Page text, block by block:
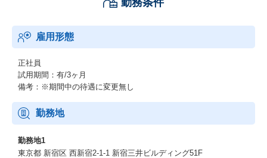
勤務条件
雇用形態
正社員
試用期間：有/3ヶ月
備考：※期間中の待遇に変更無し
勤務地
勤務地1
東京都 新宿区 西新宿2-1-1 新宿三井ビルディング51F